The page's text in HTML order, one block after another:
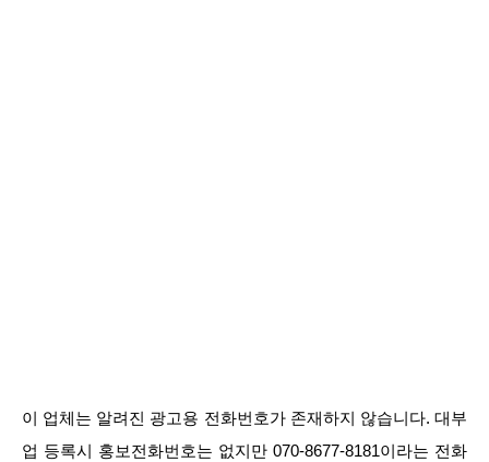
이 업체는 알려진 광고용 전화번호가 존재하지 않습니다. 대부
업 등록시 홍보전화번호는 없지만 070-8677-8181이라는 전화